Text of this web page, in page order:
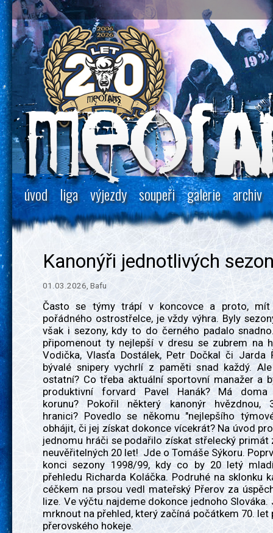
úvod liga výjezdy soupeři galerie archiv
Kanonýři jednotlivých
01.03.2026, Bafu
Často se týmy trápí v koncovce a proto, mít
pořádného ostrostřelce, je vždy výhra. Byly
však i sezony, kdy to do černého padalo
připomenout ty nejlepší v dresu se zubrem na
Vodička, Vlasťa Dostálek, Petr Dočkal či Jarda
bývalé snipery vychrlí z paměti snad každý.
ostatní? Co třeba aktuální sportovní manažer a
produktivní forvard Pavel Hanák? Má doma
korunu? Pokořil některý kanonýr hvězdnou,
hranici? Povedlo se někomu "nejlepšího
obhájit, či jej získat dokonce vícekrát? Na úvod
jednomu hráči se podařilo získat střelecký primát
neuvěřitelných 20 let! Jde o Tomáše Sýkoru.
konci sezony 1998/99, kdy co by 20 letý
přehledu Richarda Koláčka. Podruhé na sklonku
céčkem na prsou vedl mateřský Přerov za
lize. Ve výčtu najdeme dokonce jednoho
mrknout na přehled, který začíná počátkem 70. let
přerovského hokeje.